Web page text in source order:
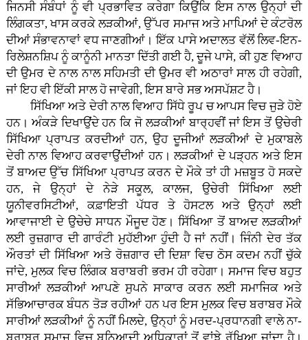
ਜਿਨਸੀ ਸੰਬੰਧਾਂ ਨੂੰ ਵੀ ਪ੍ਰਭਾਵਿਤ ਕਰੇਗਾ ਕਿਉਂਕਿ ਇਸ ਨਾਲ ਉਨ੍ਹਾਂ ਦੀ
ਲਿੰਗਕਤਾ, ਖਾਸ ਕਰਕੇ ਲੜਕੀਆਂ, ਉੱਪਰ ਸਮਾਜ ਅਤੇ ਮਾਪਿਆਂ ਦੇ ਕੰਟਰੋਲ
ਦੀਆਂ ਸੰਭਾਵਨਾਵਾਂ ਵਧ ਜਾਣਗੀਆਂ। ਇੱਕ ਪਾਸੇ ਅਦਾਲਤ ਵੱਲੋਂ ਲਿਵ-ਇਨ-
ਰਿਲੇਸ਼ਨਸ਼ਿਪ ਨੂੰ ਕਾਨੂੰਨੀ ਮਾਨਤਾ ਦਿੱਤੀ ਗਈ ਹੈ, ਦੂਜੇ ਪਾਸੇ, ਕੀ ਹੁਣ ਵਿਆਹ
ਦੀ ਉਮਰ ਦੇ ਨਾਲ ਨਾਲ ਸਹਿਮਤੀ ਦੀ ਉਮਰ ਵੀ ਅਠਾਰਾਂ ਸਾਲ ਹੀ ਰਹੇਗੀ,
ਜਾਂ ਇਹ ਵੀ ਇੱਕੀ ਸਾਲ ਹੋ ਜਾਵੇਗੀ, ਇਸ ਬਾਰੇ ਸਭ ਅਸਪੱਸ਼ਟ ਹੈ।
ਸਿੱਖਿਆ ਅਤੇ ਦੇਰੀ ਨਾਲ ਵਿਆਹ ਸਿੱਧੇ ਰੂਪ ਚ ਆਪਸ ਵਿਚ ਜੁੜੇ ਹੋਏ
ਹਨ। ਅੰਕੜੇ ਦਿਖਾਉਂਦੇ ਹਨ ਕਿ ਜੋ ਲੜਕੀਆਂ ਬਾਰ੍ਹਵੀਂ ਜਾਂ ਇਸ ਤੋਂ ਉਚੇਰੀ
ਸਿੱਖਿਆ ਪ੍ਰਾਪਤ ਕਰਦੀਆਂ ਹਨ, ਉਹ ਦੂਜੀਆਂ ਲੜਕੀਆਂ ਦੇ ਮੁਕਾਬਲੇ
ਦੇਰੀ ਨਾਲ ਵਿਆਹ ਕਰਵਾਉਂਦੀਆਂ ਹਨ। ਲੜਕੀਆਂ ਦੇ ਪੜ੍ਹਨ ਅਤੇ ਇਸ
ਤੋਂ ਬਾਅਦ ਉੱਚ ਸਿੱਖਿਆ ਪ੍ਰਾਪਤ ਕਰਨ ਦੇ ਮੌਕੇ ਤਾਂ ਹੀ ਮਜ਼ਬੂਤ ਹੋ ਸਕਦੇ
ਹਨ, ਜੇ ਉਨ੍ਹਾਂ ਦੇ ਨੇੜੇ ਸਕੂਲ, ਕਾਲਜ, ਉਚੇਰੀ ਸਿੱਖਿਆ ਲਈ
ਯੂਨੀਵਰਸਿਟੀਆਂ, ਕਫ਼ਾਇਤੀ ਪੱਧਰ ਤੇ ਹੋਸਟਲ ਅਤੇ ਉਨ੍ਹਾਂ ਲਈ
ਆਵਾਜਾਈ ਦੇ ਉਚੇਚੇ ਸਾਧਨ ਮੌਜੂਦ ਹੋਣ। ਸਿੱਖਿਆ ਤੋਂ ਬਾਅਦ ਲੜਕੀਆਂ
ਲਈ ਰੁਜ਼ਗਾਰ ਦੀ ਗਾਰੰਟੀ ਮੁਹੱਈਆ ਹੁੰਦੀ ਹੈ ਜਾਂ ਨਹੀਂ। ਜਿੰਨੀ ਦੇਰ ਤੱਕ
ਔਰਤਾਂ ਦੀ ਸਿੱਖਿਆ ਅਤੇ ਰੋਜ਼ਗਾਰ ਦੀ ਦਿਸ਼ਾ ਵਿਚ ਠੋਸ ਕਦਮ ਨਹੀਂ ਚੁੱਕੇ
ਜਾਂਦੇ, ਮੁਲਕ ਵਿਚ ਲਿੰਗਕ ਬਰਾਬਰੀ ਭਰਮ ਹੀ ਰਹੇਗਾ। ਸਮਾਜ ਵਿਚ ਬਹੁਤ
ਸਾਰੀਆਂ ਲੜਕੀਆਂ ਆਪਣੇ ਸੁਪਨੇ ਸਾਕਾਰ ਕਰਨ ਲਈ ਸਮਾਜਿਕ ਅਤੇ
ਸੱਭਿਆਚਾਰਕ ਬੰਧਨ ਤੋੜ ਰਹੀਆਂ ਹਨ ਪਰ ਇਸ ਮੁਲਕ ਵਿਚ ਬਰਾਬਰ ਮੌਕੇ
ਸਾਰੀਆਂ ਲੜਕੀਆਂ ਨੂੰ ਨਹੀਂ ਮਿਲਦੇ, ਉਨ੍ਹਾਂ ਨੂੰ ਮਰਦ-ਪ੍ਰਧਾਨਗੀ ਵਾਲੇ ਨਾ-